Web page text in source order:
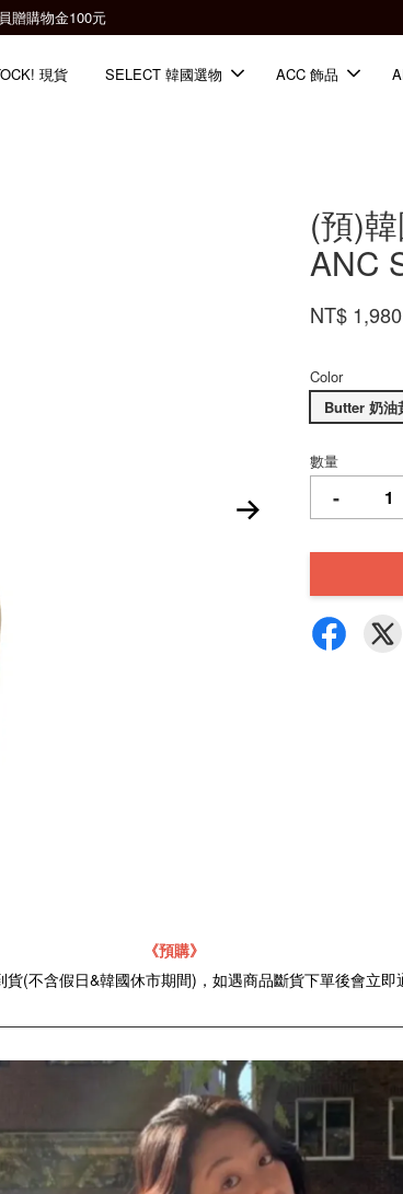
現貨 SELECT 韓國選物 ACC 飾品
(預)
ANC
NT$ 1,980
Color
Butter 奶油
數量
-
《預購》
(不含假日&韓國休市期間)，如遇商品斷貨下單後會立即